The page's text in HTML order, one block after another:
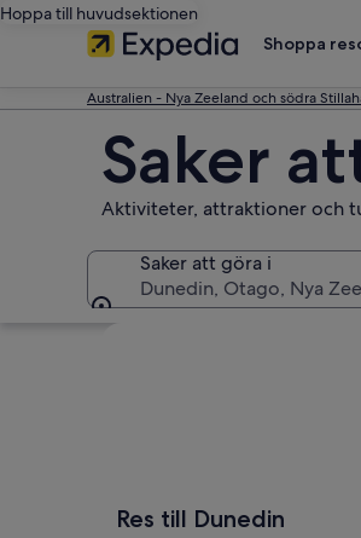
Hoppa till huvudsektionen
Shoppa
Australien - Nya Zeeland och södra
Saker
Aktiviteter, attraktioner och
Saker att göra i
Dunedin, Otago, Nya
Res till Dunedin